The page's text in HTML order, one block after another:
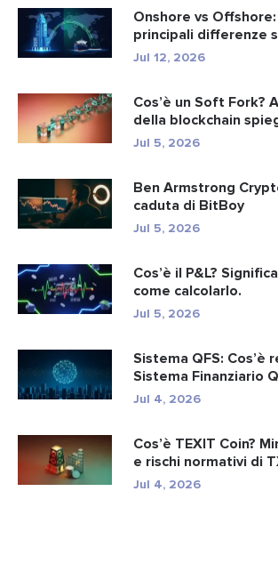
Onshore vs
principali differenze
Jul 12, 2026
Cos’è un Soft Fork?
della blockchain
Jul 5, 2026
Ben Armstrong
caduta di BitBoy
Jul 5, 2026
Cos’è il P&L?
come calcolarlo.
Jul 5, 2026
Sistema QFS: Cos’è
Sistema Finanziario
Jul 4, 2026
Cos’è TEXIT Coin?
e rischi normativi di
Jul 4, 2026